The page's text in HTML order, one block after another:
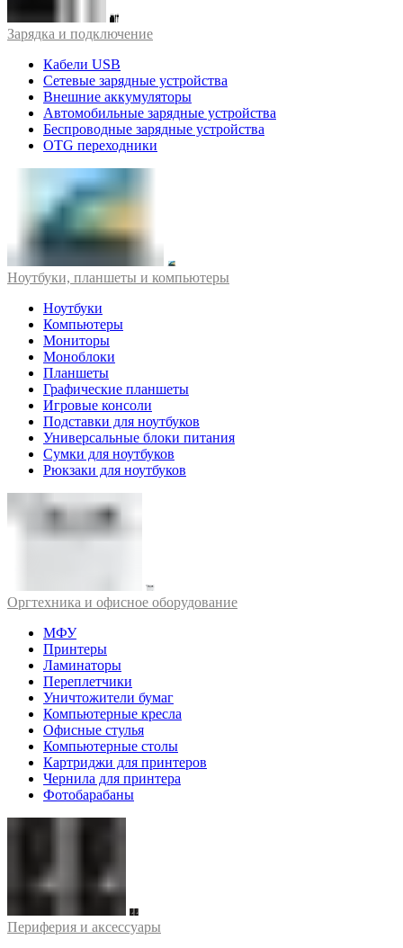
Зарядка и подключение
Кабели USB
Сетевые зарядные устройства
Внешние аккумуляторы
Автомобильные зарядные устройства
Беспроводные зарядные устройства
OTG переходники
Ноутбуки, планшеты и компьютеры
Ноутбуки
Компьютеры
Мониторы
Моноблоки
Планшеты
Графические планшеты
Игровые консоли
Подставки для ноутбуков
Универсальные блоки питания
Сумки для ноутбуков
Рюкзаки для ноутбуков
Оргтехника и офисное оборудование
МФУ
Принтеры
Ламинаторы
Переплетчики
Уничтожители бумаг
Компьютерные кресла
Офисные стулья
Компьютерные столы
Картриджи для принтеров
Чернила для принтера
Фотобарабаны
Периферия и аксессуары